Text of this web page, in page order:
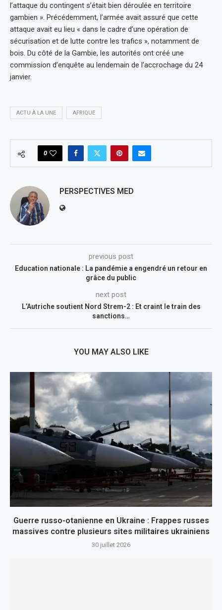
l’attaque du contingent s’était bien déroulée en territoire
gambien ». Précédemment, l’armée avait assuré que cette
attaque avait eu lieu « dans le cadre d’une opération de
sécurisation et de lutte contre les trafics », notamment de
bois. Du côté de la Gambie, les autorités ont créé une
commission d’enquête au lendemain de l’accrochage du 24
janvier.
ACTU À LA UNE AFRIQUE
0
PERSPECTIVES MED
previous post
Education nationale : La pandémie a engendré un retour en
grâce du public
next post
L’Autriche soutient Nord Strem-2 : Et craint le train des
sanctions…
YOU MAY ALSO LIKE
Guerre russo-otanienne en Ukraine : Frappes russes
massives contre plusieurs sites militaires ukrainiens
30 juillet 2026